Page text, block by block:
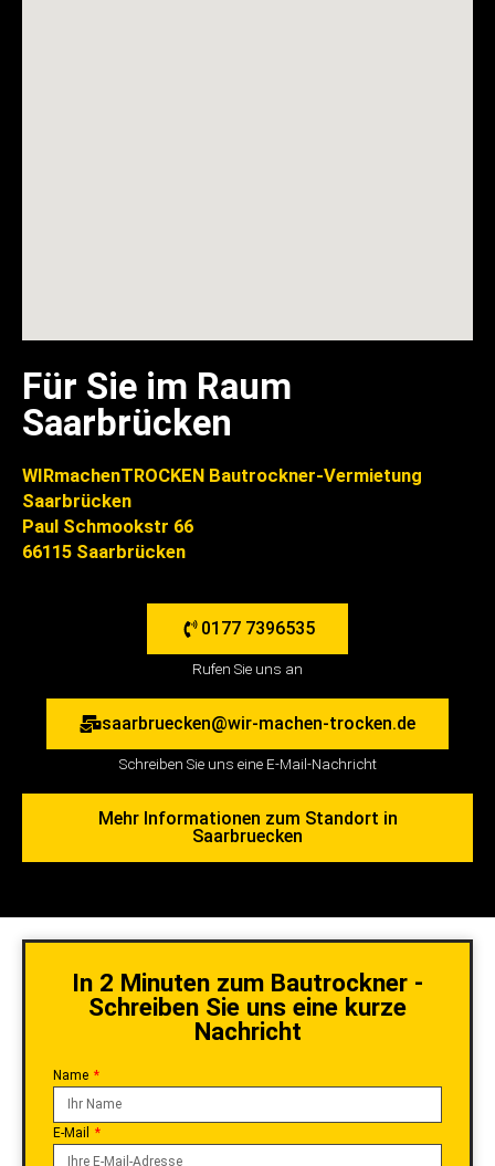
Für Sie im Raum
Saarbrücken
WIRmachenTROCKEN Bautrockner-Vermietung
Saarbrücken
Paul Schmookstr 66
66115 Saarbrücken
0177 7396535
Rufen Sie uns an
saarbruecken@wir-machen-trocken.de
Schreiben Sie uns eine E-Mail-Nachricht
Mehr Informationen zum Standort in
Saarbruecken
In 2 Minuten zum Bautrockner -
Schreiben Sie uns eine kurze
Nachricht
Name
E-Mail